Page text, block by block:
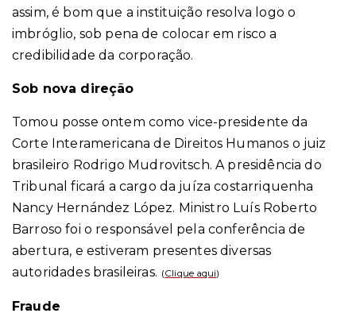
assim, é bom que a instituição resolva logo o
imbróglio, sob pena de colocar em risco a
credibilidade da corporação.
Sob nova direção
Tomou posse ontem como vice-presidente da
Corte Interamericana de Direitos Humanos o juiz
brasileiro Rodrigo Mudrovitsch. A presidência do
Tribunal ficará a cargo da juíza costarriquenha
Nancy Hernández López. Ministro Luís Roberto
Barroso foi o responsável pela conferência de
abertura, e estiveram presentes diversas
autoridades brasileiras. (Clique aqui)
Fraude